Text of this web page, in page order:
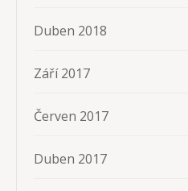
Duben 2018
Září 2017
Červen 2017
Duben 2017